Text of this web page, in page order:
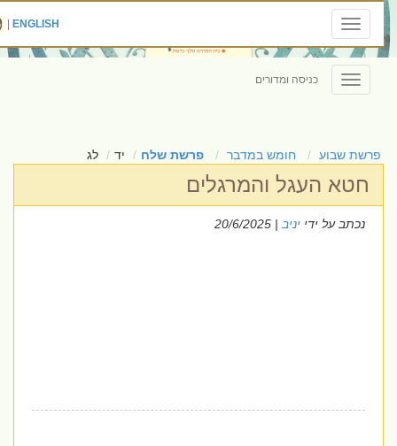
Toggle
navigation
ENGLISH
|
Toggle
navigation
כניסה ומדורים
פרשת שבוע חומש במדבר פרשת שלח יד לג
חטא העגל והמרגלים
נכתב על ידייניב| 20/6/2025